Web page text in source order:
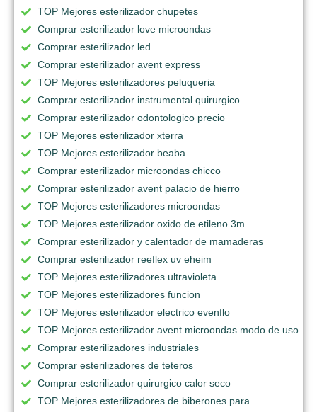
TOP Mejores esterilizador chupetes
Comprar esterilizador love microondas
Comprar esterilizador led
Comprar esterilizador avent express
TOP Mejores esterilizadores peluqueria
Comprar esterilizador instrumental quirurgico
Comprar esterilizador odontologico precio
TOP Mejores esterilizador xterra
TOP Mejores esterilizador beaba
Comprar esterilizador microondas chicco
Comprar esterilizador avent palacio de hierro
TOP Mejores esterilizadores microondas
TOP Mejores esterilizador oxido de etileno 3m
Comprar esterilizador y calentador de mamaderas
Comprar esterilizador reeflex uv eheim
TOP Mejores esterilizadores ultravioleta
TOP Mejores esterilizadores funcion
TOP Mejores esterilizador electrico evenflo
TOP Mejores esterilizador avent microondas modo de uso
Comprar esterilizadores industriales
Comprar esterilizadores de teteros
Comprar esterilizador quirurgico calor seco
TOP Mejores esterilizadores de biberones para